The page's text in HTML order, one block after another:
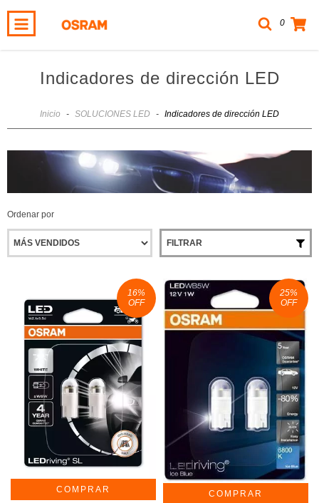
0
Indicadores de dirección LED
Inicio - SOLUCIONES LED - Indicadores de dirección LED
Ordenar por
FILTRAR
16%
OFF
25%
OFF